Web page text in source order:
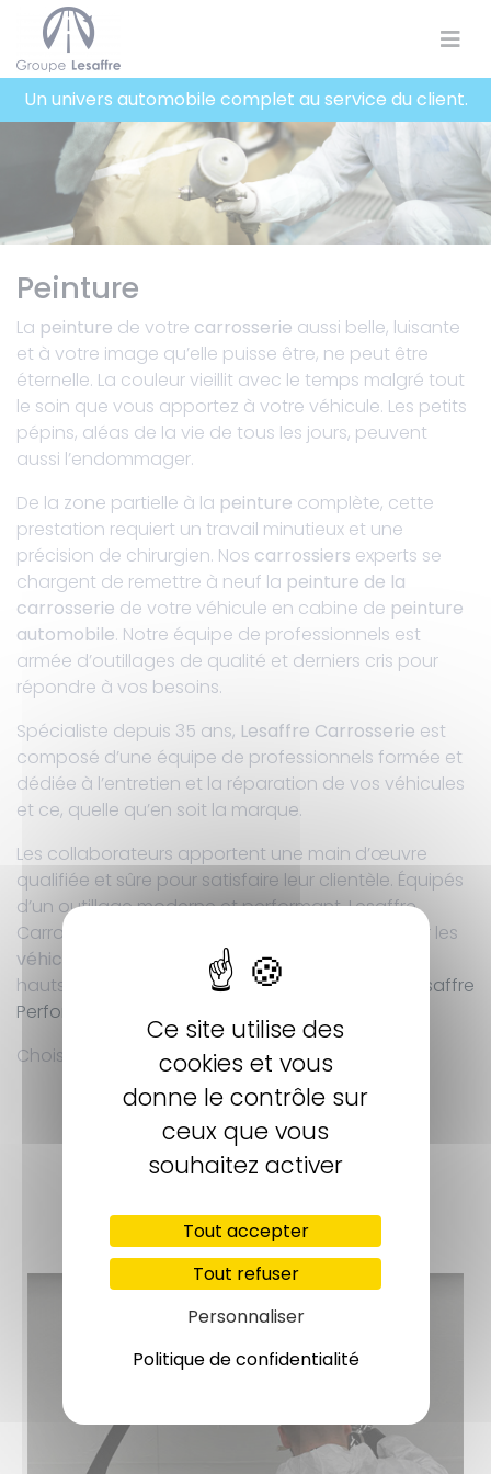
Un univers automobile complet au service du client.
Peinture
La peinture de votre carrosserie aussi belle, luisante
et à votre image qu’elle puisse être, ne peut être
éternelle. La couleur vieillit avec le temps malgré tout
le soin que vous apportez à votre véhicule. Les petits
pépins, aléas de la vie de tous les jours, peuvent
aussi l’endommager.
De la zone partielle à la peinture complète, cette
prestation requiert un travail minutieux et une
précision de chirurgien. Nos carrossiers experts se
chargent de remettre à neuf la peinture de la
carrosserie de votre véhicule en cabine de peinture
automobile. Notre équipe de professionnels est
armée d’outillages de qualité et derniers cris pour
répondre à vos besoins.
Spécialiste depuis 35 ans, Lesaffre Carrosserie est
composé d’une équipe de professionnels formée et
dédiée à l’entretien et la réparation de vos véhicules
et ce, quelle qu’en soit la marque.
Les collaborateurs apportent une main d’œuvre
qualifiée et sûre pour satisfaire leur clientèle. Équipés
d’un outillage moderne et performant, Lesaffre
Carrosserie est un
apte à travailler sur les
véhicules toutes marques
, utilitaires mais aussi
hauts-de-gamme par le biais de notre entité
Lesaffre
Performances
Choisissez la qualité avec Lesaffre Carrosserie !
Panneau de gestion des cookies
Ce site utilise des
cookies et vous
donne le contrôle sur
ceux que vous
souhaitez activer
Tout accepter
Tout refuser
Personnaliser
Politique de confidentialité